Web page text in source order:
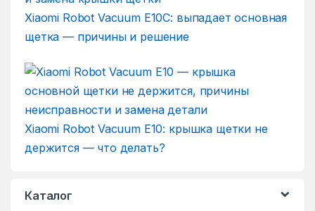
Xiaomi Robot Vacuum E10C: выпадает основная
щетка — причины и решение
Xiaomi Robot Vacuum E10: крышка щетки не
держится — что делать?
Каталог